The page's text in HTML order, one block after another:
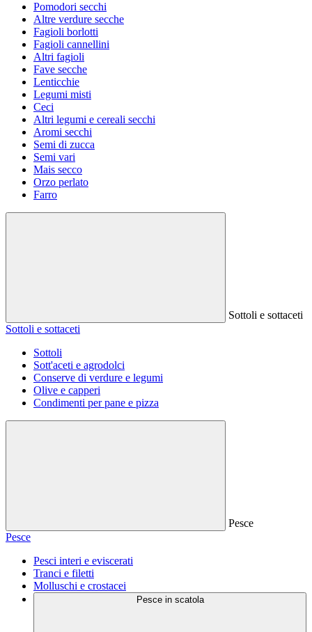
Pomodori secchi
Altre verdure secche
Fagioli borlotti
Fagioli cannellini
Altri fagioli
Fave secche
Lenticchie
Legumi misti
Ceci
Altri legumi e cereali secchi
Aromi secchi
Semi di zucca
Semi vari
Mais secco
Orzo perlato
Farro
Sottoli e sottaceti
Sottoli e sottaceti
Sottoli
Sott'aceti e agrodolci
Conserve di verdure e legumi
Olive e capperi
Condimenti per pane e pizza
Pesce
Pesce
Pesci interi e eviscerati
Tranci e filetti
Molluschi e crostacei
Pesce in scatola